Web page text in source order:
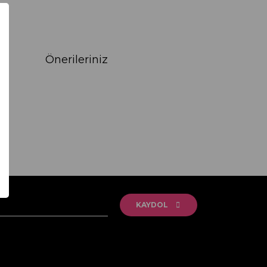
Önerileriniz
tarafımıza iletebilirsiniz.
KAYDOL